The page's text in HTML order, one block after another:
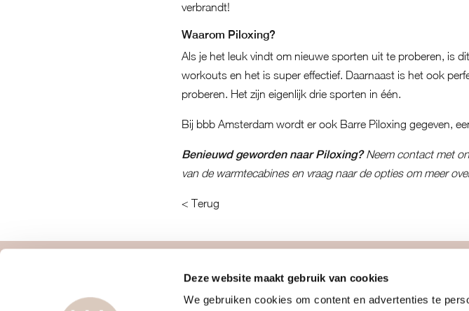
Deze website maakt gebruik van cookies
We gebruiken cookies om content en advertenties te
verbrandt!
Waarom Piloxing?
Als je het leuk vindt om nieuwe sporten uit te proberen, is
workouts en het is super effectief. Daarnaast is het ook
proberen. Het zijn eigenlijk drie sporten in één.
Bij bbb Amsterdam wordt er ook Barre Piloxing gegeven,
Benieuwd geworden naar Piloxing? Neem contact met
van de warmtecabines en vraag naar de optiesom meer
< Terug
vrouwengym
contact
webapp team